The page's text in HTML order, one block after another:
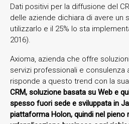
Dati positivi per la diffusione del
delle aziende dichiara di avere un
utilizzarlo e il 25% lo sta
2016).
Axioma, azienda che offre
servizi professionali e consulenza
risponde a questo trend con la
CRM, soluzione basata su Web e
spesso fuori sede e sviluppata in
piattaforma Holon, quindi nel pieno